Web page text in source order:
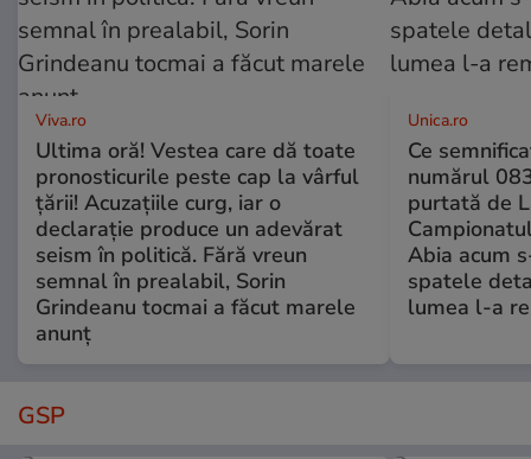
Viva.ro
Ultima oră! Vestea care dă toate
pronosticurile peste cap la vârful
țării! Acuzațiile curg, iar o
declarație produce un adevărat
seism în politică. Fără vreun
semnal în prealabil, Sorin
Grindeanu tocmai a făcut marele
anunț
Unica.ro
Ce
numărul
purtată de
Abia acum
spatele
lumea l-a
GSP